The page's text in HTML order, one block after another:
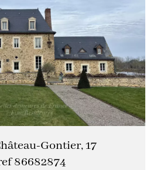
Gontier, 17
86682874